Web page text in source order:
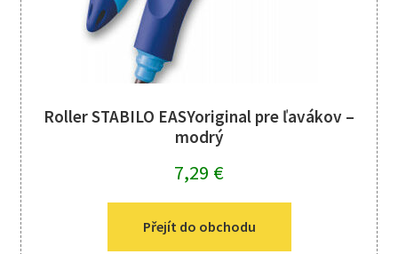
Roller STABILO EASYoriginal pre ľavákov –
modrý
7,29 €
Přejít do obchodu